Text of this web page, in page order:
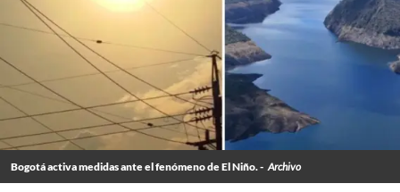
Bogotá activa medidas ante el fenómeno de El Niño. - Archivo